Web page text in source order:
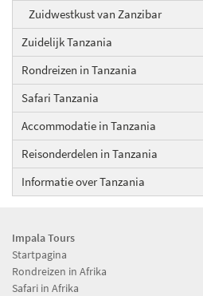
Zuidwestkust van Zanzibar
Zuidelijk Tanzania
Rondreizen in Tanzania
Safari Tanzania
Accommodatie in Tanzania
Reisonderdelen in Tanzania
Informatie over Tanzania
Impala Tours
Startpagina
Rondreizen in Afrika
Safari in Afrika